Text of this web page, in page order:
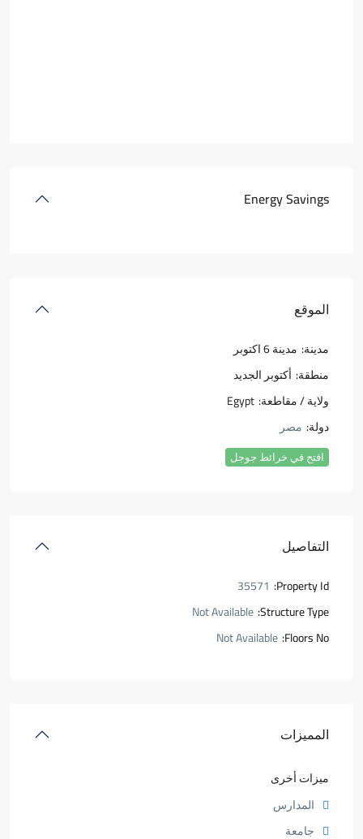
Energy Savings
الموقع
مدينة: مدينة 6 اكتوبر
منطقة: أكتوبر الجديد
ولاية / مقاطعة: Egypt
دولة: مصر
افتح في خرائط جوجل
التفاصيل
Property Id:
35571
Structure Type:
Not Available
Floors No:
Not Available
المميزات
ميزات أخرى
المدارس
جامعة